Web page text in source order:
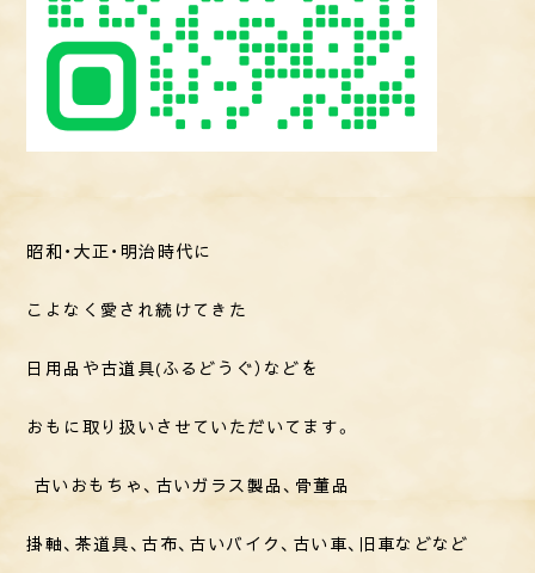
昭和・大正・明治時代に
こよなく愛され続けてきた
日用品や古道具(ふるどうぐ） などを
おもに取り扱いさせていただいてます。
古いおもちゃ、古いガラス製品、骨董品
掛軸、茶道具、古布、 古いバイク、古い車、旧車などなど